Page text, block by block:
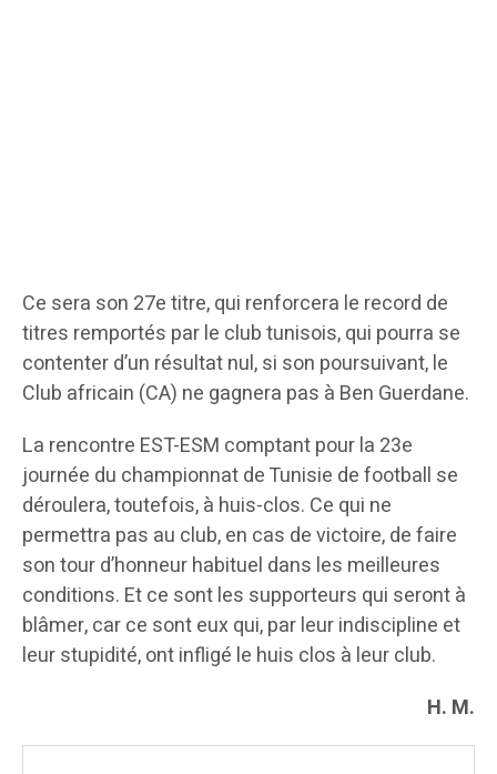
Ce sera son 27e titre, qui renforcera le record de
titres remportés par le club tunisois, qui pourra se
contenter d’un résultat nul, si son poursuivant, le
Club africain (CA) ne gagnera pas à Ben Guerdane.
La rencontre EST-ESM comptant pour la 23e
journée du championnat de Tunisie de football se
déroulera, toutefois, à huis-clos. Ce qui ne
permettra pas au club, en cas de victoire, de faire
son tour d’honneur habituel dans les meilleures
conditions. Et ce sont les supporteurs qui seront à
blâmer, car ce sont eux qui, par leur indiscipline et
leur stupidité, ont infligé le huis clos à leur club.
H. M.